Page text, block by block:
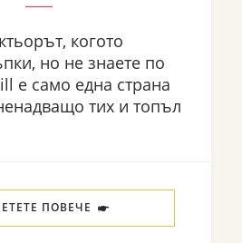
когото
но не знаете по
е само една страна
тих и топъл
ПОВЕЧЕ